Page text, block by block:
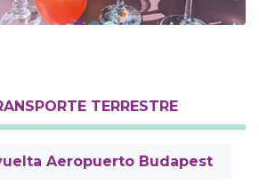
TERRESTRE
Aeropuerto Budapest